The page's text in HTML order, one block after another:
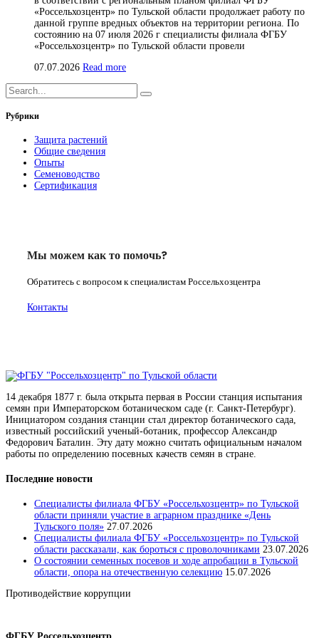
«Россельхозцентр» по Тульской области продолжает работу по
данной группе вредных объектов на территории региона. По
состоянию на 07 июля 2026 г специалисты филиала ФГБУ
«Россельхозцентр» по Тульской области провели
07.07.2026 Read more
Рубрики
Защита растений
Общие сведения
Опыты
Семеноводство
Сертификация
Мы можем как то помочь?
Обратитесь с вопросом к специалистам Россельхозцентра
Контакты
14 декабря 1877 г. была открыта первая в России станция испытания
семян при Императорском ботаническом саде (г. Санкт-Петербург).
Инициатором создания станции стал директор ботанического сада,
известный российский ученый-ботаник, профессор Александр
Федорович Баталин. Эту дату можно считать официальным началом
работы по определению посевных качеств семян в стране.
Последние новости
Специалисты филиала ФГБУ «Россельхозцентр» по Тульской
области приняли участие в аграрном празднике «День
Тульского поля» 27.07.2026
Специалисты филиала ФГБУ «Россельхозцентр» по Тульской
области рассказали, как бороться с проволочниками 23.07.2026
О состоянии семенных посевов и ходе апробации в Тульской
области, опора на отечественную селекцию 15.07.2026
Противодействие коррупции